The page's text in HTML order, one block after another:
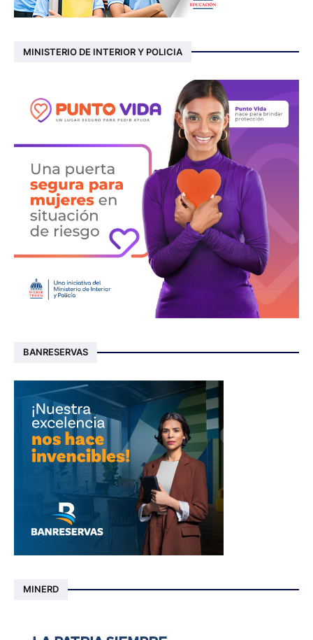
MINISTERIO DE INTERIOR Y POLICIA
BANRESERVAS
MINERD